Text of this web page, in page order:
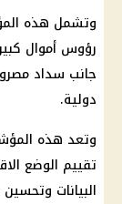
وتشمل هذه
رؤوس أموال
جانب سداد
دولية.
وتعد هذه
تقييم الوضع
البيانات وتحسين